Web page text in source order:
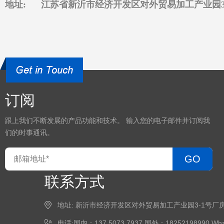
地址: 江苏省新沂市经济开发区对外贸易加工产业园
订阅
跟上我们不断发展的产品功能和技术。 输入您的电子邮件并订阅我
们的时事通讯。
GO
联系方式
地址: 新沂市经济开发区对外贸易加工产业园3-1号厂